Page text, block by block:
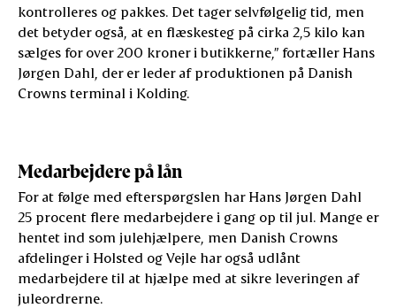
kontrolleres og pakkes. Det tager selvfølgelig tid, men
det betyder også, at en flæskesteg på cirka 2,5 kilo kan
sælges for over 200 kroner i butikkerne,” fortæller Hans
Jørgen Dahl, der er leder af produktionen på Danish
Crowns terminal i Kolding.
Medarbejdere på lån
For at følge med efterspørgslen har Hans Jørgen Dahl
25 procent flere medarbejdere i gang op til jul. Mange er
hentet ind som julehjælpere, men Danish Crowns
afdelinger i Holsted og Vejle har også udlånt
medarbejdere til at hjælpe med at sikre leveringen af
juleordrerne.